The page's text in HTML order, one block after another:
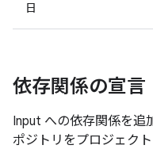
日
依存関係の宣言
Input への依存関係を追
ポジトリをプロジェク